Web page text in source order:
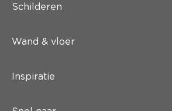
Schilderen
Wand & vloer
Inspiratie